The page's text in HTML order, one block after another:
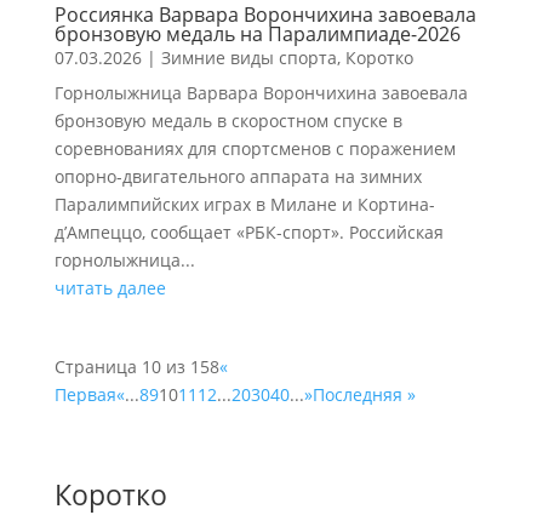
Россиянка Варвара Ворончихина завоевала
бронзовую медаль на Паралимпиаде-2026
07.03.2026| Зимние виды спорта, Коротко
Горнолыжница Варвара Ворончихина завоевала
бронзовую медаль в скоростном спуске в
соревнованиях для спортсменов с поражением
опорно-двигательного аппарата на зимних
Паралимпийских играх в Милане и Кортина-
д’Ампеццо, сообщает «РБК-спорт». Российская
горнолыжница...
читать далее
Страница 10 из 158«
Первая«...891011 12...203040...»Последняя »
Коротко